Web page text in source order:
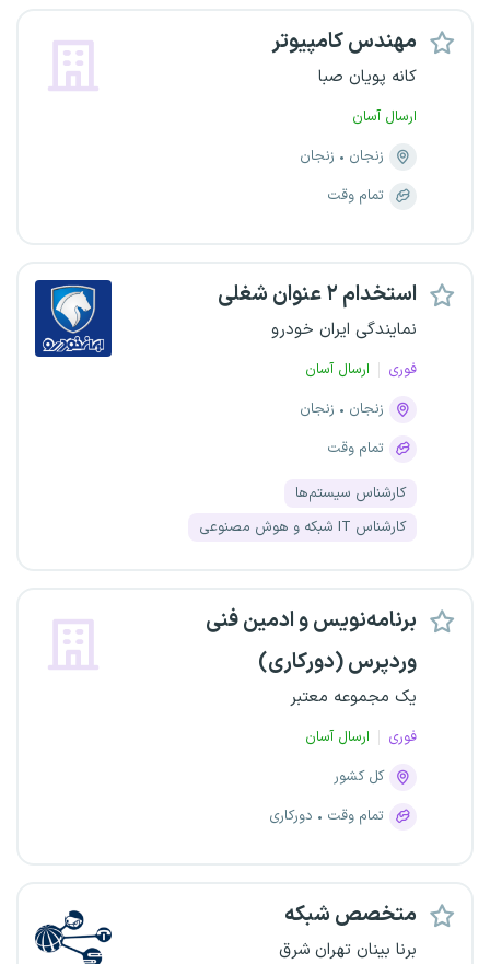
مهندس کامپیوتر
کانه پویان صبا
ارسال آسان
زنجان
زنجان
تمام وقت
استخدام ۲ عنوان شغلی
نمایندگی ایران خودرو
فوری
ارسال آسان
زنجان
زنجان
تمام وقت
کارشناس سیستم‌ها
کارشناس IT شبکه و هوش مصنوعی
برنامه‌نویس و ادمین فنی
وردپرس (دورکاری)
یک مجموعه معتبر
فوری
ارسال آسان
کل کشور
تمام وقت
دورکاری
متخصص شبکه
برنا بینان تهران شرق